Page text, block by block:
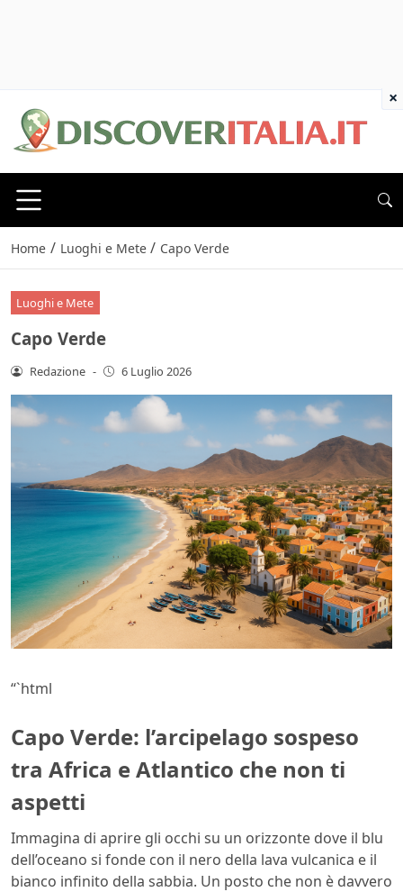
Home / Luoghi e Mete / Capo Verde
Luoghi e Mete
Capo Verde
Redazione - 6 Luglio 2026
“`html
Capo Verde: l’arcipelago sospeso
tra Africa e Atlantico che non ti
aspetti
Immagina di aprire gli occhi su un orizzonte dove il blu
dell’oceano si fonde con il nero della lava vulcanica e il
bianco infinito della sabbia. Un posto che non è davvero
×